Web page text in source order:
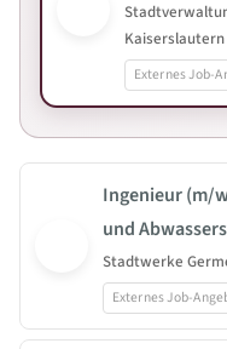
Kaiserslautern
Externes Job-
Ingenieur (m/
und
Stadtwerke
Externes Job-